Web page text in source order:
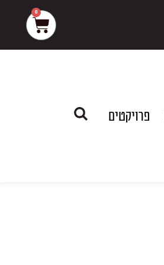
0
עגלת
קניות
פרויקטים